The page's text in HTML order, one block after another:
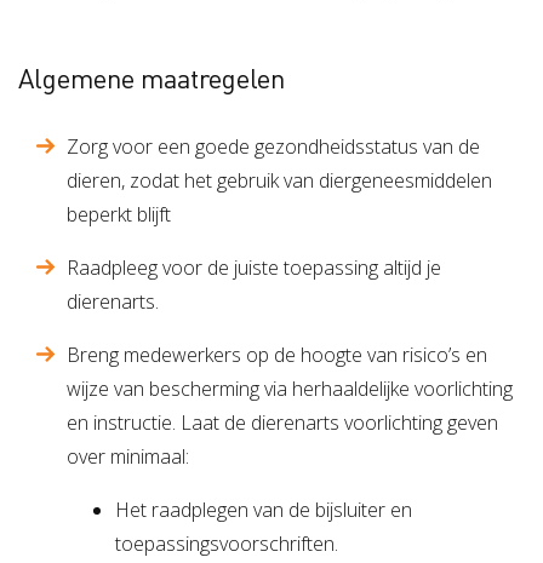
Algemene maatregelen
Zorg voor een goede gezondheidsstatus van de
dieren, zodat het gebruik van diergeneesmiddelen
beperkt blijft
Raadpleeg voor de juiste toepassing altijd je
dierenarts.
Breng medewerkers op de hoogte van risico’s en
wijze van bescherming via herhaaldelijke voorlichting
en instructie. Laat de dierenarts voorlichting geven
over minimaal:
Het raadplegen van de bijsluiter en
toepassingsvoorschriften.